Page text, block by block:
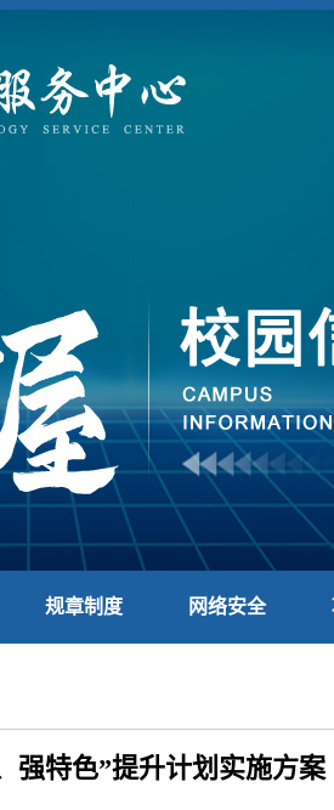
规章制度 网络安全
强特色”提升计划实施方案